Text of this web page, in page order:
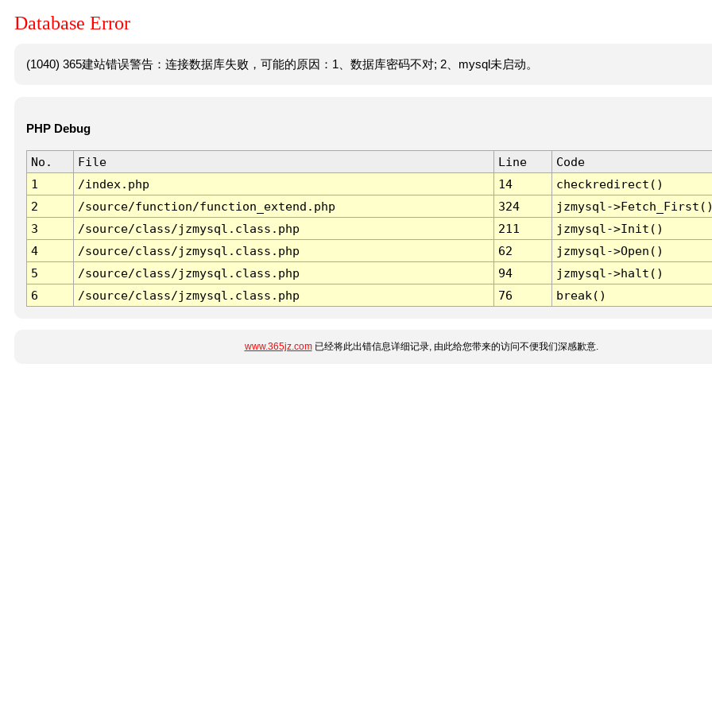
Database Error
(1040) 365建站错误警告：连接数据库失败，可能的原因：1、数据库密码不对; 2、mysql未启动。
PHP Debug
No. File Line
Code
1
/index.php 14
checkredirect()
2
/source/function/function_extend.php 324
jzmysql-
3
/source/class/jzmysql.class.php 211
jzmysql->Init()
4
/source/class/jzmysql.class.php 62
jzmysql->Open()
5
/source/class/jzmysql.class.php 94
jzmysql->halt()
6
/source/class/jzmysql.class.php 76 break()
www.365jz.com已经将此出错信息详细记录, 由此给您带来的访问不便我们深感歉意.